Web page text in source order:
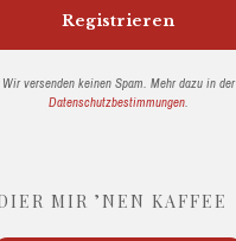
Wir versenden keinen Spam. Mehr dazu in der
Datenschutzbestimmungen.
MIR ’NEN KAFFEE